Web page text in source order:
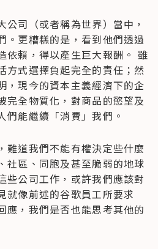
司（或者稱為世界）當中，
。更糟糕的是，看到他們透過
依賴，得以產生巨大報酬。 雖
方式選擇負起完全的責任；然
，現今的資本主義經濟下的企
完全物質化，對商品的慾望及
們能繼續「消費」我們。
難道我們不能有權決定些什麼
社區、同胞及甚至脆弱的地球
些公司工作，或許我們應該對
就像前述的谷歌員工所要求
應，我們是否也能思考其他的